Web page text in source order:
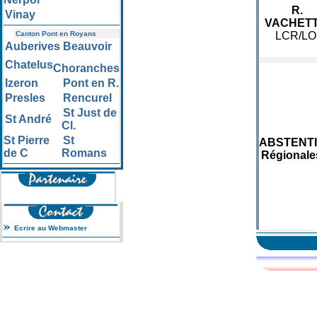
Vinay
Canton Pont en Royans
Auberives Beauvoir
ChatelusChoranches
Izeron
Pont en R.
Presles
Rencurel
St André
St Just de
Cl.
St Pierre
de C
St
Romans
Ecrire au Webmaster
R.
LCR/LO